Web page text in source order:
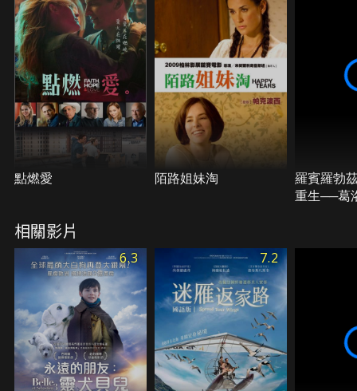
點燃愛 陌路姐妹淘
羅賓羅勃
重生──葛
相關影片
6.3 7.2